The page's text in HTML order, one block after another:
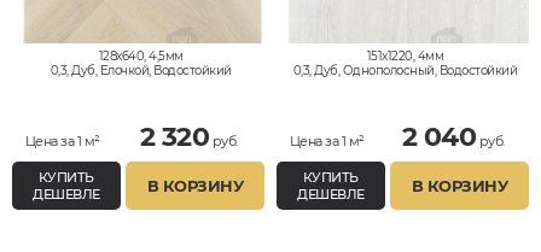
128x640, 4,5мм
0,3, Дуб, Елочкой, Водостойкий
Цена за 1 м² 2 320 руб.
КУПИТЬ
ДЕШЕВЛЕ
В КОРЗИНУ
151x1220, 4мм
0,3, Дуб, Однополосный, Водостойкий
Цена за 1 м² 2 040 руб.
КУПИТЬ
ДЕШЕВЛЕ
В КОРЗИНУ